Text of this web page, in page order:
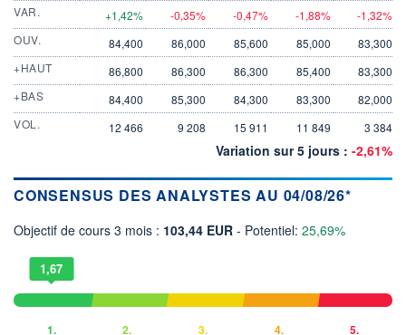
VAR.
+1,42% -0,35% -0,47% -1,88%
-1,32%
OUV.
84,400 86,000 85,600 85,000
83,300
+HAUT
86,800 86,300 86,300 85,400
83,300
+BAS
84,400 85,300 84,300 83,300
82,000
VOL.
12 466 9 208 15 911 11 849 3 384
Variation sur 5 jours : -2,61%
CONSENSUS DES ANALYSTES AU 04/08/26*
Objectif de cours 3 mois : 103,44 EUR - Potentiel: 25,69%
1,67
1.
2.
3.
4.
5.